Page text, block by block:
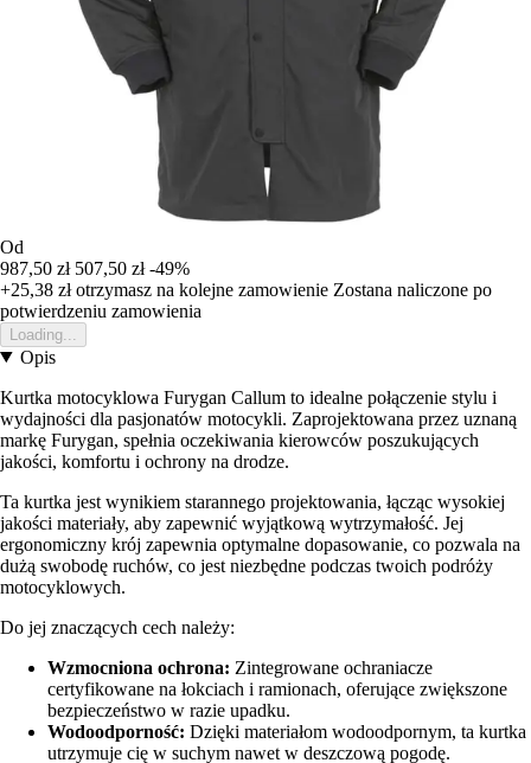
Od
987,50 zł 507,50 zł -49%
+25,38 złotrzymasz na kolejne zamowienie Zostana naliczone po
potwierdzeniu zamowienia
Loading...
Opis
Kurtka motocyklowa Furygan Callum to idealne połączenie stylu i
wydajności dla pasjonatów motocykli. Zaprojektowana przez uznaną
markę Furygan, spełnia oczekiwania kierowców poszukujących
jakości, komfortu i ochrony na drodze.
Ta kurtka jest wynikiem starannego projektowania, łącząc wysokiej
jakości materiały, aby zapewnić wyjątkową wytrzymałość. Jej
ergonomiczny krój zapewnia optymalne dopasowanie, co pozwala na
dużą swobodę ruchów, co jest niezbędne podczas twoich podróży
motocyklowych.
Do jej znaczących cech należy:
Wzmocniona ochrona: Zintegrowane ochraniacze
certyfikowane na łokciach i ramionach, oferujące zwiększone
bezpieczeństwo w razie upadku.
Wodoodporność: Dzięki materiałom wodoodpornym, ta kurtka
utrzymuje cię w suchym nawet w deszczową pogodę.